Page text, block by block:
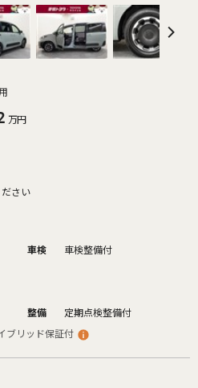
万円
さい
車検
車検整備付
整備
定期点検整備付
ブリッド保証付